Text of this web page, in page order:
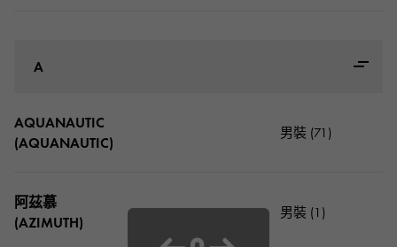
A
AQUANAUTIC
(AQUANAUTIC)
男裝 (71)
阿茲慕
(AZIMUTH)
男裝 (1)